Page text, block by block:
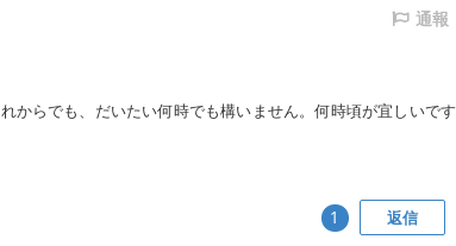
通報
からでも、だいたい何時でも構いません。何時頃が宜しいです
返信
1